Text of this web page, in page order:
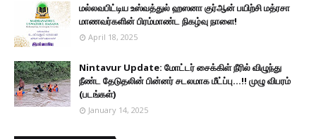
மல்லவபிட்டிய உஸ்வத்துல் ஹஸனா குர்ஆன் பயிற்சி மத்ரசா
மாணவர்களின் பிரம்மாண்ட நிகழ்வு நாளை!
April 18, 2025
Nintavur Update: மோட்டர் சைக்கிள் நீரில் விழுந்து
நீண்ட தேடுதலின் பின்னர் சடலமாக மீட்ப்பு…!! முழு விபரம்
(படங்கள்)
January 14, 2025